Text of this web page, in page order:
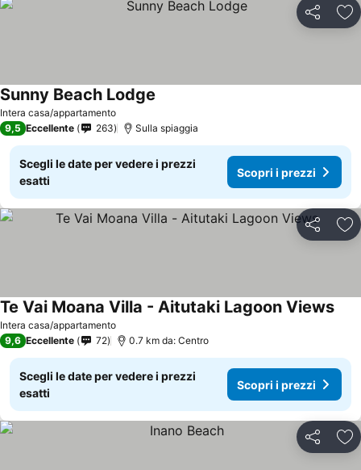
Condividi
Intera casa/appartamento
Sunny Beach Lodge
9,5 Eccellente 263 Sulla spiaggia
Scegli le date per vedere i prezzi
esatti
Scopri i prezzi
Condividi
Intera casa/appartamento
Te Vai Moana Villa - Aitutaki Lagoon Views
9,6 Eccellente 72 0.7 km da: Centro
Scegli le date per vedere i prezzi
esatti
Scopri i prezzi
Condividi